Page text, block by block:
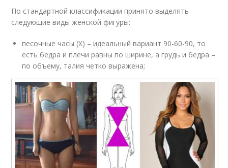
По стандартной классификации принято выделять
следующие виды женской фигуры:
песочные часы (Х) – идеальный вариант 90-60-90, то
есть бедра и плечи равны по ширине, а грудь и бедра –
по объему, талия четко выражена;